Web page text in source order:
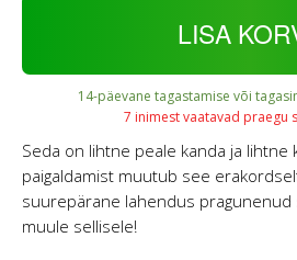
LISA
14-päevane tagastamise või
7 inimest vaatavad praegu
Seda on lihtne peale kanda ja lihtne
paigaldamist muutub see
suurepärane lahendus pragunenud
muule sellisele!